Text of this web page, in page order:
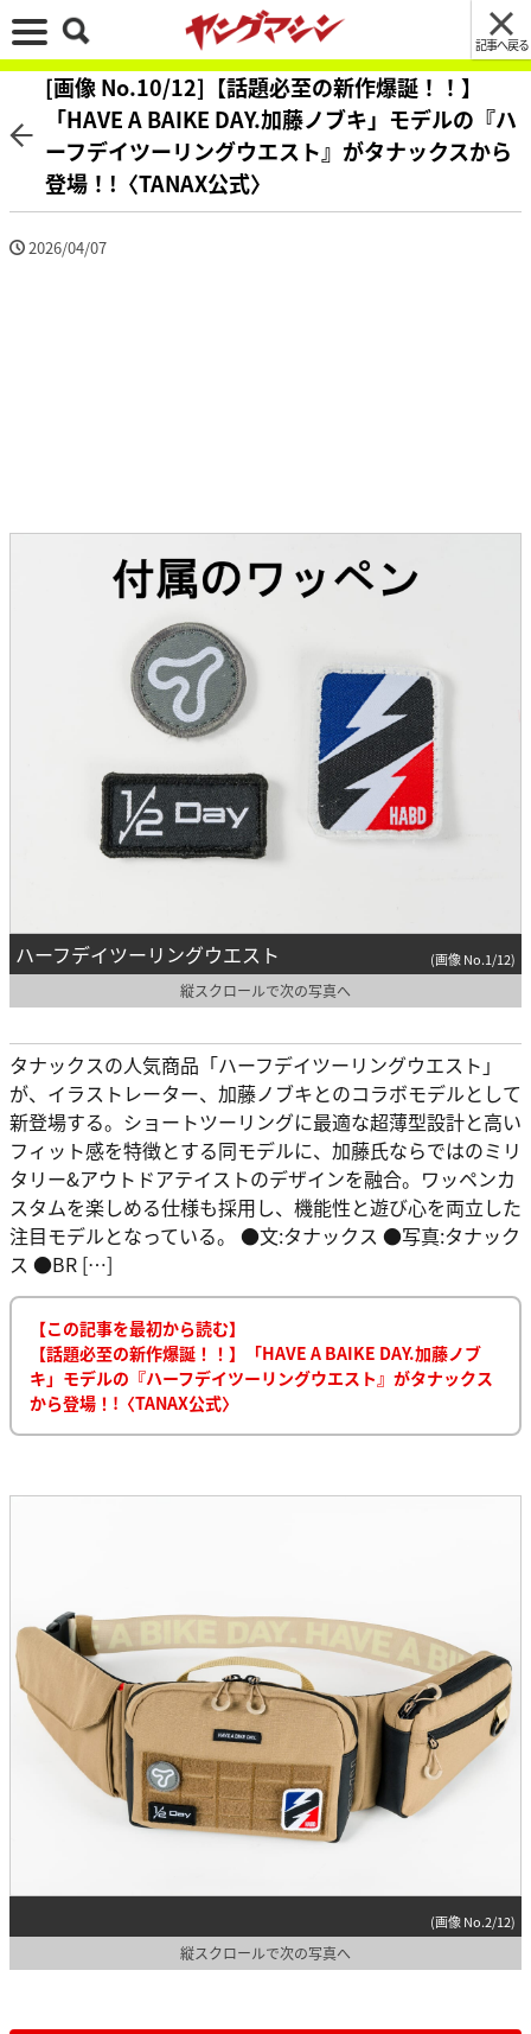
記事へ戻る
[画像 No.10/12]【話題必至の新作爆誕！！】
「HAVE A BAIKE DAY.加藤ノブキ」モデルの『ハ
ーフデイツーリングウエスト』がタナックスから
登場！!〈TANAX公式〉
2026/04/07
ハーフデイツーリングウエスト (画像 No.1/12)
縦スクロールで次の写真へ
タナックスの人気商品「ハーフデイツーリングウエスト」
が、イラストレーター、加藤ノブキとのコラボモデルとして
新登場する。ショートツーリングに最適な超薄型設計と高い
フィット感を特徴とする同モデルに、加藤氏ならではのミリ
タリー&アウトドアテイストのデザインを融合。ワッペンカ
スタムを楽しめる仕様も採用し、機能性と遊び心を両立した
注目モデルとなっている。 ●文:タナックス ●写真:タナック
ス ●BR […]
【この記事を最初から読む】
【話題必至の新作爆誕！！】「HAVE A BAIKE DAY.加藤ノブ
キ」モデルの『ハーフデイツーリングウエスト』がタナックス
から登場！!〈TANAX公式〉
(画像 No.2/12)
縦スクロールで次の写真へ